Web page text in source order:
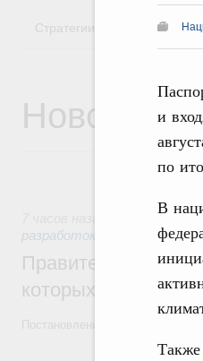
и
по
В
Также
Стратегии
Новости
разработок
Правительство
которых